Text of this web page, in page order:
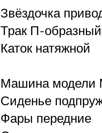
Звёздочка
Трак П-
Каток натяжной
Машина модели
Сиденье
Фары передние